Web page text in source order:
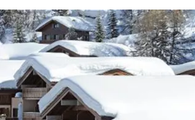
Accommodaties
Thema's
Bezienswaardigheden